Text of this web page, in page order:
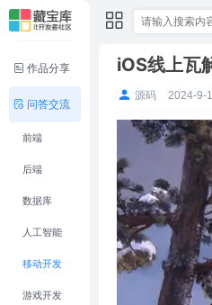
作品分享
问答交流
前端
后端
数据库
人工智能
移动开发
游戏开发
iOS线上瓦
源码 2024-9-